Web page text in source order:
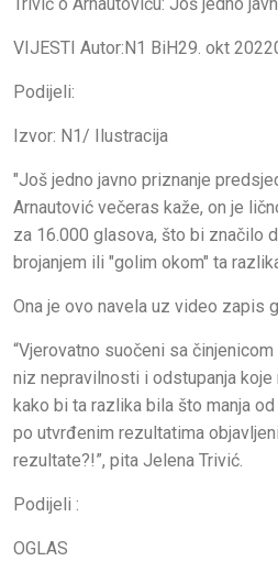
VIJESTI Autor:N1 BiH29. okt
Podijeli:
Izvor: N1/ Ilustracija
"Još jedno javno priznanje
Arnautović večeras kaže, on je
za 16.000 glasova, što bi značilo
brojanjem ili "golim okom" ta
Ona je ovo navela uz video zapis
“Vjerovatno suočeni sa
niz nepravilnosti i odstupanja
kako bi ta razlika bila što manja
po utvrđenim rezultatima
rezultate?!”, pita Jelena Trivić.
Podijeli :
OGLAS